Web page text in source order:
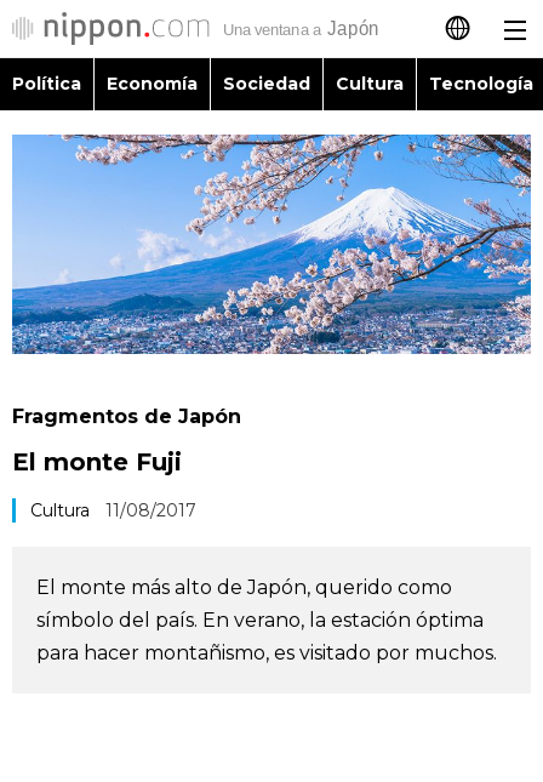
日本語
English
简体字
繁體字
Français
Economía
Tecnología
Vida
Guía de Japón
Política Economía Sociedad Cultura Tecnología
Fragmentos de Japón
El monte Fuji
Cultura 11/08/2017
El monte más alto de Japón, querido como
símbolo del país. En verano, la estación óptima
para hacer montañismo, es visitado por muchos.